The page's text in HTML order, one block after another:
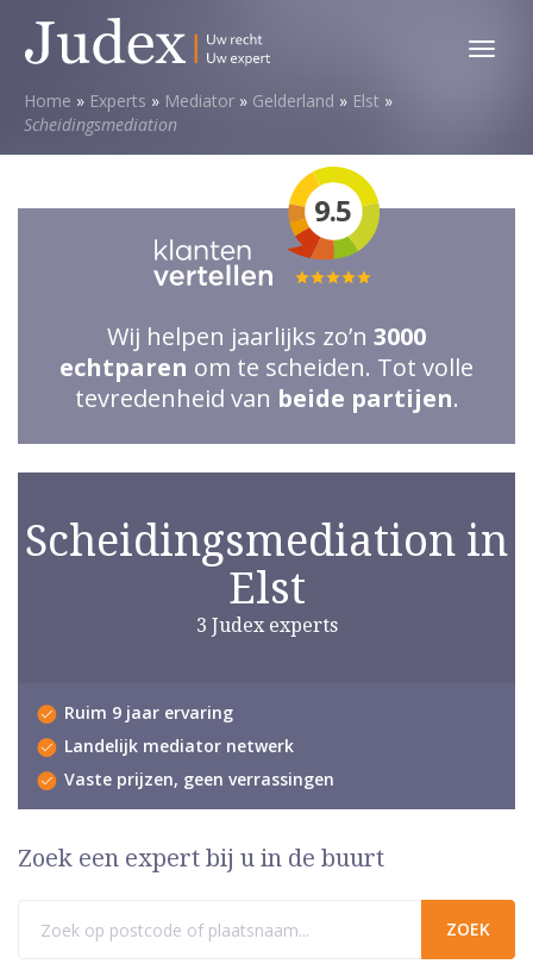
Toggle
Home » Experts » Mediator » Gelderland » Elst »
Scheidingsmediation
9.5
Totale
waardering:
5
van
Wij helpen jaarlijks zo’n 3000
echtparen om te scheiden. Tot volle
tevredenheid van beide partijen.
Scheidingsmediation in
Elst
3 Judex experts
Ruim 9 jaar ervaring
Landelijk mediator netwerk
Vaste prijzen, geen verrassingen
Zoek een expert bij u in de buurt